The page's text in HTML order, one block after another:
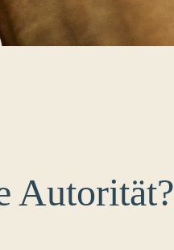
Autorität?